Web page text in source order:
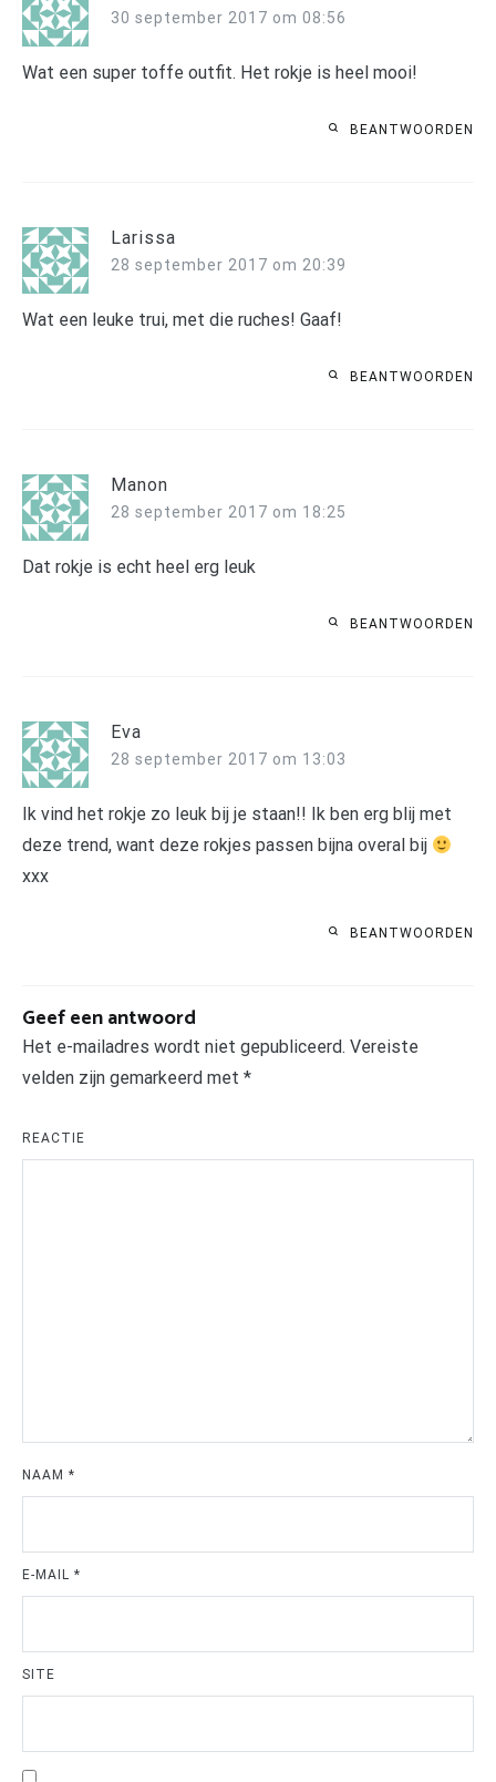
30 september 2017 om 08:56
Wat een super toffe outfit. Het rokje is heel mooi!
BEANTWOORDEN
Larissa
28 september 2017 om 20:39
Wat een leuke trui, met die ruches! Gaaf!
BEANTWOORDEN
Manon
28 september 2017 om 18:25
Dat rokje is echt heel erg leuk
BEANTWOORDEN
Eva
28 september 2017 om 13:03
Ik vind het rokje zo leuk bij je staan!! Ik ben erg blij met
deze trend, want deze rokjes passen bijna overal bij
xxx
BEANTWOORDEN
Geef een antwoord
Het e-mailadres wordt niet gepubliceerd. Vereiste
velden zijn gemarkeerd met *
REACTIE
NAAM *
E-MAIL *
SITE